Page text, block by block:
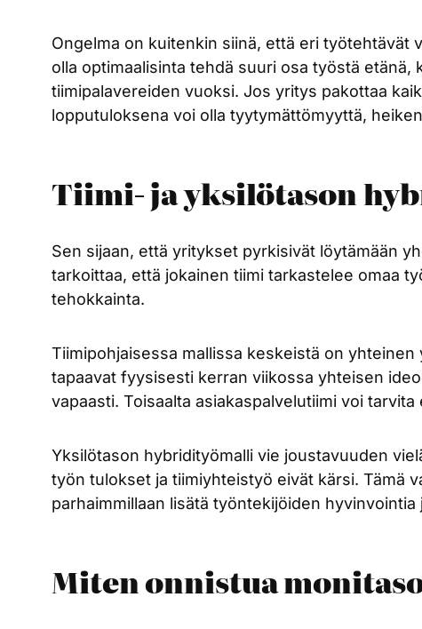
Ongelma on kuitenkin siinä, että eri työtehtävät
olla optimaalisinta tehdä suuri osa työstä
tiimipalavereiden vuoksi. Jos yritys pakottaa
lopputuloksena voi olla tyytymättömyyttä,
Tiimi- ja yksilötason
Sen sijaan, että yritykset pyrkisivät löytämään
tarkoittaa, että jokainen tiimi tarkastelee omaa
tehokkainta.
Tiimipohjaisessa mallissa keskeistä on
tapaavat fyysisesti kerran viikossa yhteisen
vapaasti. Toisaalta asiakaspalvelutiimi voi
Yksilötason hybridityömalli vie joustavuuden
työn tulokset ja tiimiyhteistyö eivät kärsi. Tämä
parhaimmillaan lisätä työntekijöiden hyvinvointia
Miten onnistua